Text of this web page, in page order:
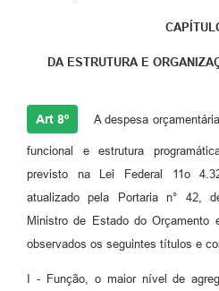
DA ESTRUTURA E
Art 8º A despesa
funcional e estrutura
previsto na Lei Federal 11o
atualizado pela Portaria n° 42,
Ministro de Estado do Orçamento
observados os seguintes títulos e
I - Função, o maior nível de